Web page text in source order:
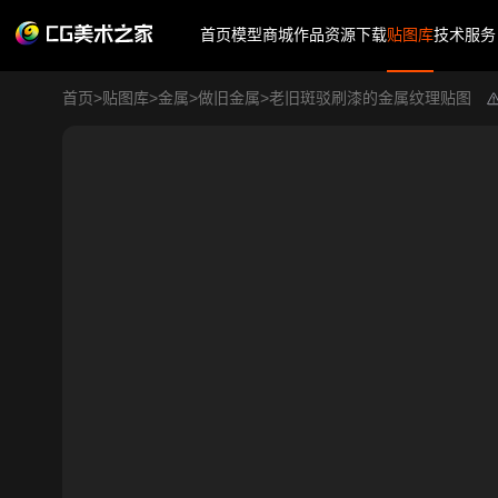
首页模型商城作品资源下载贴图库技术服务
首页>贴图库>金属>做旧金属>老旧斑驳刷漆的金属纹理贴图